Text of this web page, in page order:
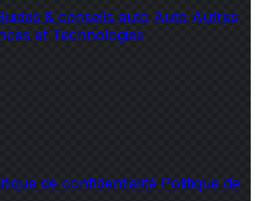
& conseils auto Auto Autres
et Technologies
de confidentialité Politique de